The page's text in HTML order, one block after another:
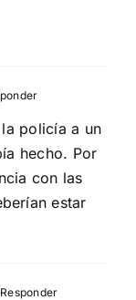
policía a un
hecho. Por
con las
estar